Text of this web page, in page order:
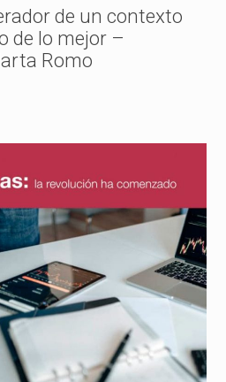
de un contexto
de lo mejor –
Romo